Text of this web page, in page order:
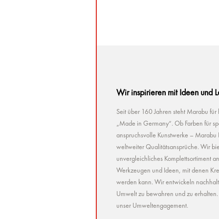
Wir inspirieren mit Ideen und
Seit über 160 Jahren steht Marabu
„Made in Germany“. Ob Farben für
anspruchsvolle Kunstwerke – Marabu
weltweiter Qualitätsansprüche. Wir
unvergleichliches Komplettsortiment
Werkzeugen und Ideen, mit denen
werden kann. Wir entwickeln
Umwelt zu bewahren und zu
unser Umweltengagement.